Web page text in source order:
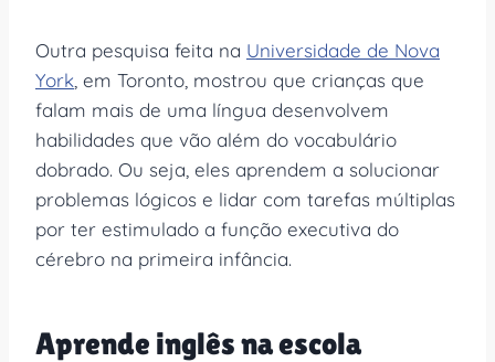
Outra pesquisa feita na Universidade de Nova
York , em Toronto, mostrou que crianças que
falam mais de uma língua desenvolvem
habilidades que vão além do vocabulário
dobrado. Ou seja, eles aprendem a solucionar
problemas lógicos e lidar com tarefas múltiplas
por ter estimulado a função executiva do
cérebro na primeira infância.
Aprende inglês na escola